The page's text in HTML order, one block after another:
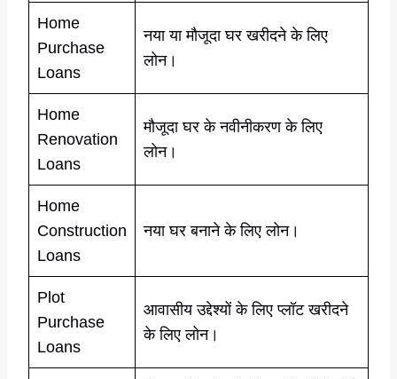
Home
Purchase
Loans
नया या मौजूदा घर खरीदने के लिए
लोन।
Home
Renovation
Loans
मौजूदा घर के नवीनीकरण के लिए
लोन।
Home
Construction
Loans
नया घर बनाने के लिए लोन।
Plot
Purchase
Loans
आवासीय उद्देश्यों के लिए प्लॉट खरीदने
के लिए लोन।